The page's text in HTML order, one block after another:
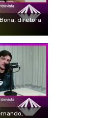
diretora